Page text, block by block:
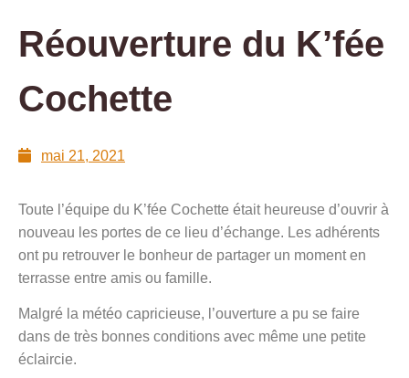
Réouverture du K’fée
Cochette
mai 21, 2021
Toute l’équipe du K’fée Cochette était heureuse d’ouvrir à
nouveau les portes de ce lieu d’échange. Les adhérents
ont pu retrouver le bonheur de partager un moment en
terrasse entre amis ou famille.
Malgré la météo capricieuse, l’ouverture a pu se faire
dans de très bonnes conditions avec même une petite
éclaircie.